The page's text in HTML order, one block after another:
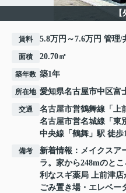
賃料 5.8万円～7.6万円 管理/
面積 20.70㎡
築年数 築1年
所在地 愛知県名古屋市中区富
交通 名古屋市営鶴舞線 「 上
名古屋市営名城線 「 東
中央線 「 鶴舞 」駅 徒歩
備考
新着情報：メイクス
ラ。家から248mのと
利なスギ薬局 上前津
ごみ置き場・エレベー